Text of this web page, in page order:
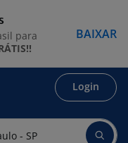
Login
para
BAIXAR